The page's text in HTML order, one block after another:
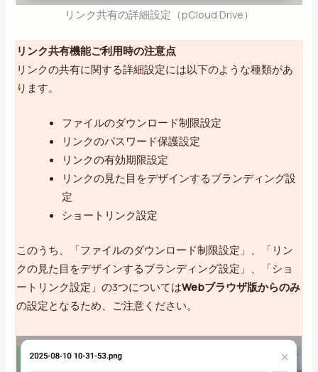
リンク共有の詳細設定（pCloud Drive）
リンク共有機能ご利用時の注意点
リンクの共有に関する詳細設定には以下のような種類があ
ります。
ファイルのダウンロード制限設定
リンクのパスワード保護設定
リンクの有効期限設定
リンクの見た目をデザインするブランディング設
定
ショートリンク設定
このうち、「ファイルのダウンロード制限設定」、「リン
クの見た目をデザインするブランディング設定」、「ショ
ートリンク設定」の3つについてはWebブラウザ版からのみ
の設定となるため、ご注意ください。